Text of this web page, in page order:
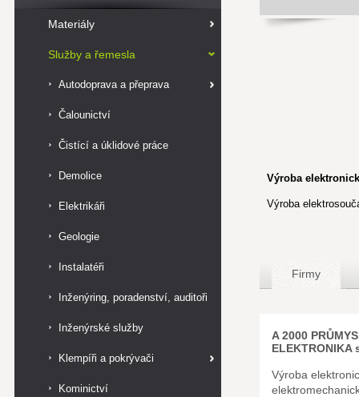
Materiály
Služby a řemesla
Autodoprava a přeprava
Čalounictví
Čistící a úklidové práce
Demolice
Elektrikáři
Geologie
Instalatéři
Inženýring, poradenství, auditoři
Inženýrské služby
Klempíři a pokrývači
Kominictví
Výroba
Výroba
Firmy
A 2000
ELEKTRONIKA
Výroba